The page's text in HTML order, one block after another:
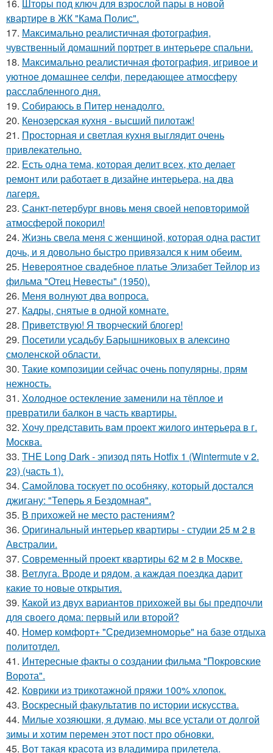
16. Шторы под ключ для взрослой пары в новой
квартире в ЖК "Кама Полис".
17. Максимально реалистичная фотография,
чувственный домашний портрет в интерьере спальни.
18. Максимально реалистичная фотография, игривое и
уютное домашнее селфи, передающее атмосферу
расслабленного дня.
19. Собираюсь в Питер ненадолго.
20. Кенозерская кухня - высший пилотаж!
21. Просторная и светлая кухня выглядит очень
привлекательно.
22. Есть одна тема, которая делит всех, кто делает
ремонт или работает в дизайне интерьера, на два
лагеря.
23. Санкт-петербург вновь меня своей неповторимой
атмосферой покорил!
24. Жизнь свела меня с женщиной, которая одна растит
дочь, и я довольно быстро привязался к ним обеим.
25. Невероятное свадебное платье Элизабет Тейлор из
фильма "Отец Невесты" (1950).
26. Меня волнуют два вопроса.
27. Кадры, снятые в одной комнате.
28. Приветствую! Я творческий блогер!
29. Посетили усадьбу Барышниковых в алексино
смоленской области.
30. Такие композиции сейчас очень популярны, прям
нежность.
31. Холодное остекление заменили на тёплое и
превратили балкон в часть квартиры.
32. Хочу представить вам проект жилого интерьера в г.
Москва.
33. THE Long Dark - эпизод пять Hotfix 1 (Wintermute v 2.
23) (часть 1).
34. Самойлова тоскует по особняку, который достался
джигану: "Теперь я Бездомная".
35. В прихожей не место растениям?
36. Оригинальный интерьер квартиры - студии 25 м 2 в
Австралии.
37. Современный проект квартиры 62 м 2 в Москве.
38. Ветлуга. Вроде и рядом, а каждая поездка дарит
какие то новые открытия.
39. Какой из двух вариантов прихожей вы бы предпочли
для своего дома: первый или второй?
40. Номер комфорт+ "Средиземноморье" на базе отдыха
политотдел.
41. Интересные факты о создании фильма "Покровские
Ворота".
42. Коврики из трикотажной пряжи 100% хлопок.
43. Воскресный факультатив по истории искусства.
44. Милые хозяюшки, я думаю, мы все устали от долгой
зимы и хотим перемен этот пост про обновки.
45. Вот такая красота из владимира прилетела.